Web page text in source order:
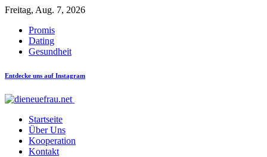
Freitag, Aug. 7, 2026
Promis
Dating
Gesundheit
Entdecke uns auf Instagram
Startseite
Über Uns
Kooperation
Kontakt